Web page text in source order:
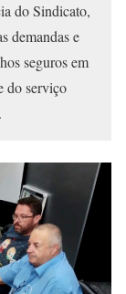
do Sindicato,
demandas e
seguros em
do serviço